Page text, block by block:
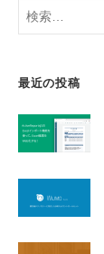
検
最近の投稿